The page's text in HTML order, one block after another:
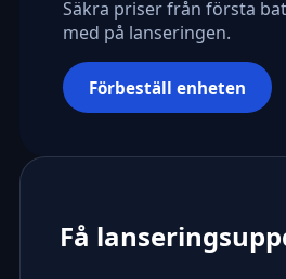
Säkra priser från första
med på lanseringen.
Förbeställ enheten
Få